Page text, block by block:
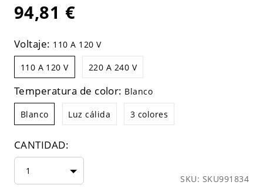
94,81 €
Voltaje: 110 A 120 V
110 A 120 V 220 A 240 V
Temperatura de color: Blanco
Blanco Luz cálida 3 colores
CANTIDAD:
1
SKU: SKU991834